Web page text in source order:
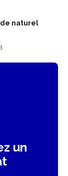
naturel
un